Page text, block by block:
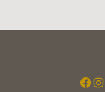
Facebook Instagram